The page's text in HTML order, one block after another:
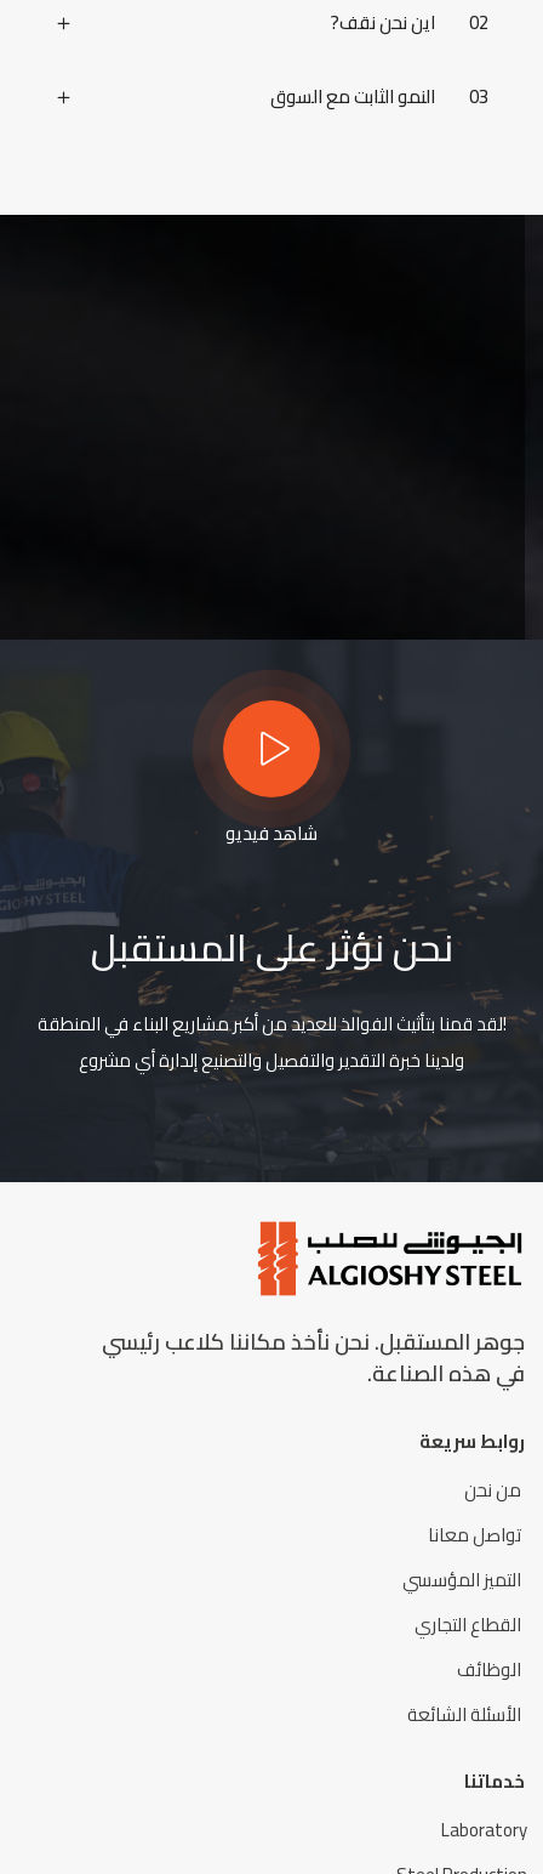
02 اين نحن نقف?
03 النمو الثابت مع السوق
شاهد فيديو
نحن نؤثر على المستقبل
!لقد قمنا بتأثيث الفوالذ للعديد من أكبر مشاريع البناء في المنطقة
ولدينا خبرة التقدير والتفصيل والتصنيع إلدارة أي مشروع
جوهر المستقبل. نحن نأخذ مكاننا كلاعب رئيسي
في هذه الصناعة.
روابط سريعة
من نحن
تواصل معانا
التميز المؤسسي
القطاع التجاري
الوظائف
الأسئلة الشائعة
خدماتنا
Laboratory